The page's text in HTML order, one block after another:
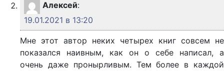
Алексей:
19.01.2021 в 13:20
Мне этот автор неких четырех книг совсем не
показался наивным, как он о себе написал, а
очень даже пронырливым. Тем более в каждой